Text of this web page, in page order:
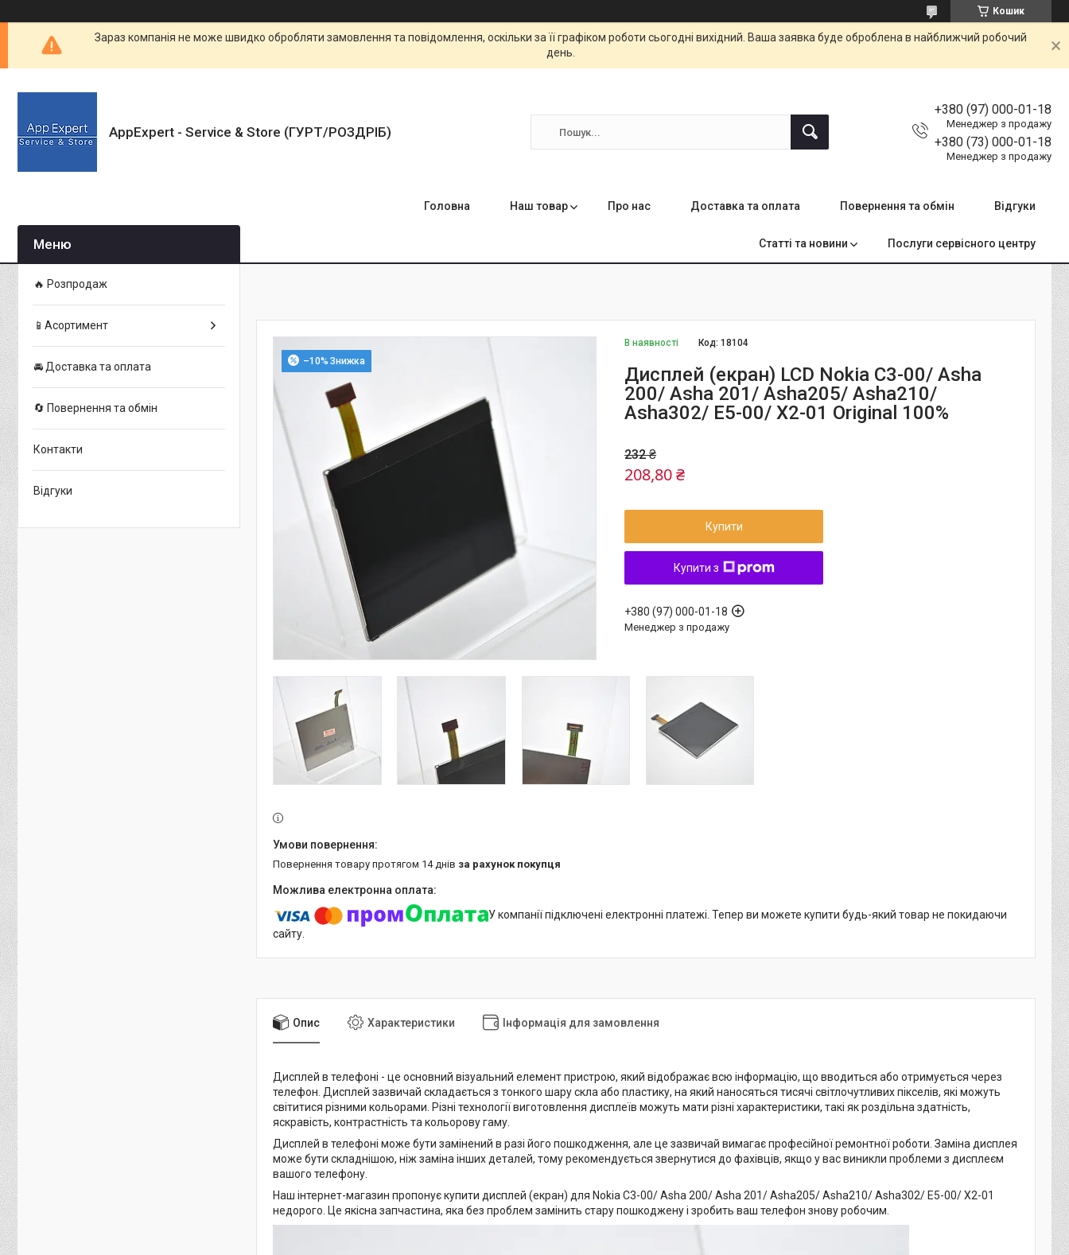
Кошик
Зараз компанія не може швидко обробляти замовлення та повідомлення, оскільки за її графіком роботи сьогодні вихідний. Ваша заявка буде оброблена в найближчий робочий
день.
AppExpert - Service & Store (ГУРТ/РОЗДРІБ)
+380 (97) 000-01-18
Менеджер з продажу
+380 (73) 000-01-18
Менеджер з продажу
Головна Наш товар Про нас Доставка та оплата Повернення та обмін Відгуки
Статті та новини Послуги сервісного центру
–10%
В наявності Код:18104
Дисплей (екран) LCD Nokia C3-00/ Asha
200/ Asha 201/ Asha205/ Asha210/
Asha302/ E5-00/ X2-01 Original 100%
232 ₴
208,80 ₴
Купити
Купити з
+380 (97) 000-01-18
Менеджер з продажу
повернення товару протягом 14 днів за рахунок покупця
У компанії підключені електронні платежі. Тепер ви можете купити будь-який товар не покидаючи
сайту.
Опис Характеристики Інформація для замовлення
Дисплей в телефоні - це основний візуальний елемент пристрою, який відображає всю інформацію, що вводиться або отримується через
телефон. Дисплей зазвичай складається з тонкого шару скла або пластику, на який наносяться тисячі світлочутливих пікселів, які можуть
світитися різними кольорами. Різні технології виготовлення дисплеїв можуть мати різні характеристики, такі як роздільна здатність,
яскравість, контрастність та кольорову гаму.
Дисплей в телефоні може бути замінений в разі його пошкодження, але це зазвичай вимагає професійної ремонтної роботи. Заміна дисплея
може бути складнішою, ніж заміна інших деталей, тому рекомендується звернутися до фахівців, якщо у вас виникли проблеми з дисплеєм
вашого телефону.
Наш інтернет-магазин пропонує купити дисплей (екран) для Nokia C3-00/ Asha 200/ Asha 201/ Asha205/ Asha210/ Asha302/ E5-00/ X2-01
недорого. Це якісна запчастина, яка без проблем замінить стару пошкоджену і зробить ваш телефон знову робочим.
🔥 Розпродаж
📱Асортимент
🚘 Доставка та оплата
🔄 Повернення та обмін
Контакти
Відгуки